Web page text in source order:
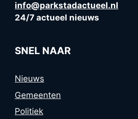
info@parkstadactueel.nl
24/7 actueel nieuws
SNEL NAAR
Nieuws
Gemeenten
Politiek